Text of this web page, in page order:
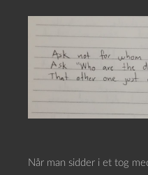
Når man sidder i et tog